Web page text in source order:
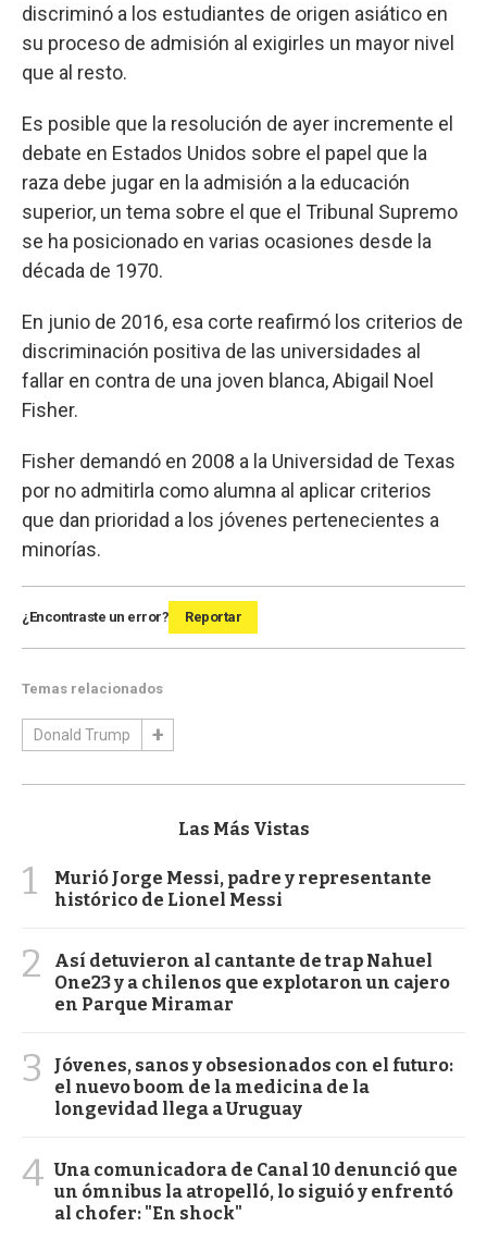
discriminó a los estudiantes de origen asiático en
su proceso de admisión al exigirles un mayor nivel
que al resto.
Es posible que la resolución de ayer incremente el
debate en Estados Unidos sobre el papel que la
raza debe jugar en la admisión a la educación
superior, un tema sobre el que el Tribunal Supremo
se ha posicionado en varias ocasiones desde la
década de 1970.
En junio de 2016, esa corte reafirmó los criterios de
discriminación positiva de las universidades al
fallar en contra de una joven blanca, Abigail Noel
Fisher.
Fisher demandó en 2008 a la Universidad de Texas
por no admitirla como alumna al aplicar criterios
que dan prioridad a los jóvenes pertenecientes a
minorías.
¿Encontraste un error? Reportar
Temas relacionados
Donald Trump
Las Más Vistas
1
Murió Jorge Messi, padre y representante
histórico de Lionel Messi
2
Así detuvieron al cantante de trap Nahuel
One23 y a chilenos que explotaron un cajero
en Parque Miramar
3
Jóvenes, sanos y obsesionados con el futuro:
el nuevo boom de la medicina de la
longevidad llega a Uruguay
4 Una comunicadora de Canal 10 denunció que
un ómnibus la atropelló, lo siguió y enfrentó
al chofer: "En shock"